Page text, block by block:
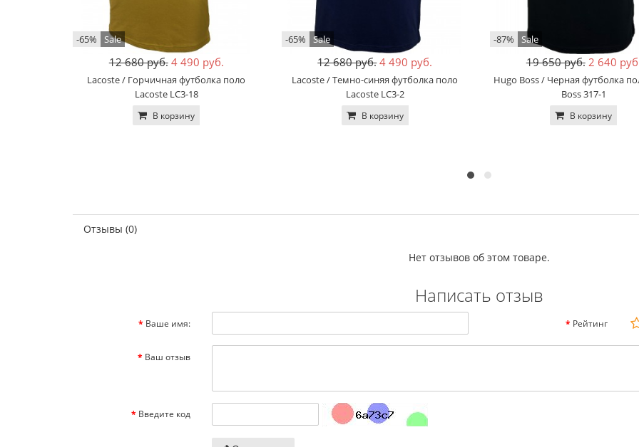
-65% Sale
12 680 руб. 4 490 руб.
Lacoste / Горчичная футболка поло
Lacoste LC3-18
В корзину
-65% Sale
12 680 руб. 4 490 руб.
Lacoste / Темно-синяя футболка поло
Lacoste LC3-2
В корзину
-87% Sale
19 650 руб. 2 640
Hugo Boss / Черная футболка
Boss 317-1
В корзину
Отзывы (0)
Нет отзывов об этом товаре.
Написать отзыв
Ваше имя: Рейтинг
Ваш отзыв
Введите код